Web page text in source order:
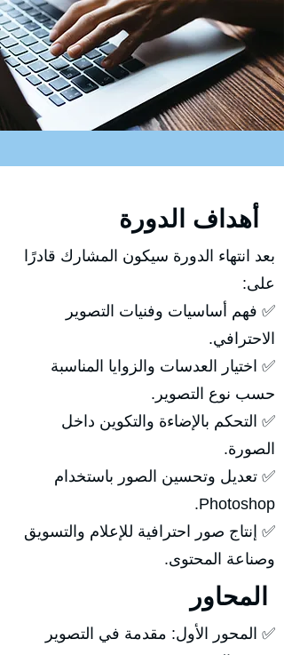
بعد انتهاء الدورة سيكون المشارك قادرًا
على:
✅ فهم أساسيات وفنيات التصوير
الاحترافي.
✅ اختيار العدسات والزوايا المناسبة
حسب نوع التصوير.
✅ التحكم بالإضاءة والتكوين داخل
الصورة.
✅ تعديل وتحسين الصور باستخدام
Photoshop.
✅ إنتاج صور احترافية للإعلام والتسويق
وصناعة المحتوى.
✅ المحور الأول: مقدمة في التصوير